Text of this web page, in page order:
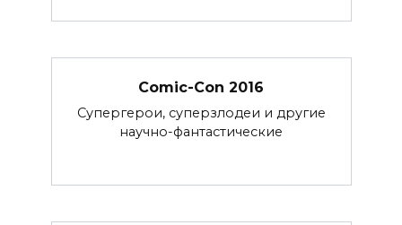
Comic-Con 2016
Супергерои, суперзлодеи и другие
научно-фантастические